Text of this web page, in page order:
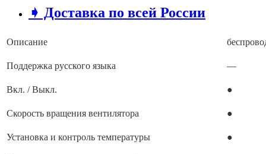
➧ Доставка по всей России
Описание
Поддержка русского языка —
Вкл. / Выкл. ●
Скорость вращения вентилятора ●
Установка и контроль температуры ●